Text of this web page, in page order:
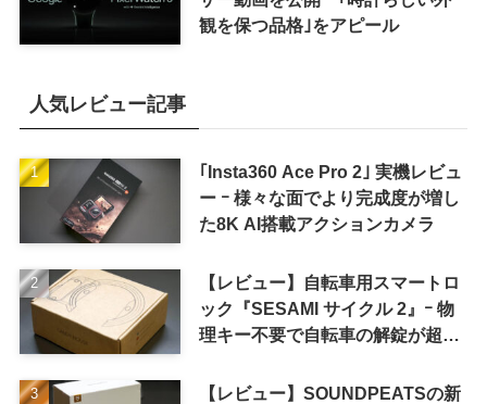
観を保つ品格｣をアピール
人気レビュー記事
｢Insta360 Ace Pro 2｣ 実機レビュ
ー ｰ 様々な面でより完成度が増し
た8K AI搭載アクションカメラ
【レビュー】自転車用スマートロ
ック『SESAMI サイクル 2』ｰ 物
理キー不要で自転車の解錠が超簡
【レビュー】SOUNDPEATSの新